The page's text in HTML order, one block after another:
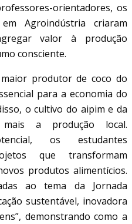
orientadores, os
Agroindústria criaram
valor à produção
consciente.
produtor de coco do
para a economia do
o cultivo do aipim e da
a produção local.
os estudantes
que transformam
produtos alimentícios.
ao tema da Jornada
sustentável, inovadora
demonstrando como a